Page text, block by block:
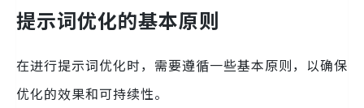
提示词优化的基本原则
在进行提示词优化时，需要遵循一些基本原则，以确保
优化的效果和可持续性。